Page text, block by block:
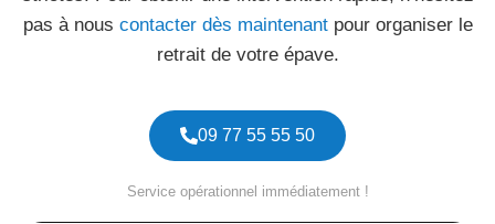
pas à nous contacter dès maintenantpour organiser le
retrait de votre épave.
09 77 55 55 50
Service opérationnel immédiatement !